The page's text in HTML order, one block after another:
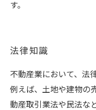
す。
法律知識
不動産業において、法
例えば、土地や建物の
動産取引業法や民法な